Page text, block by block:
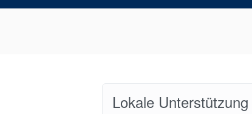
Lokale Unterstützung